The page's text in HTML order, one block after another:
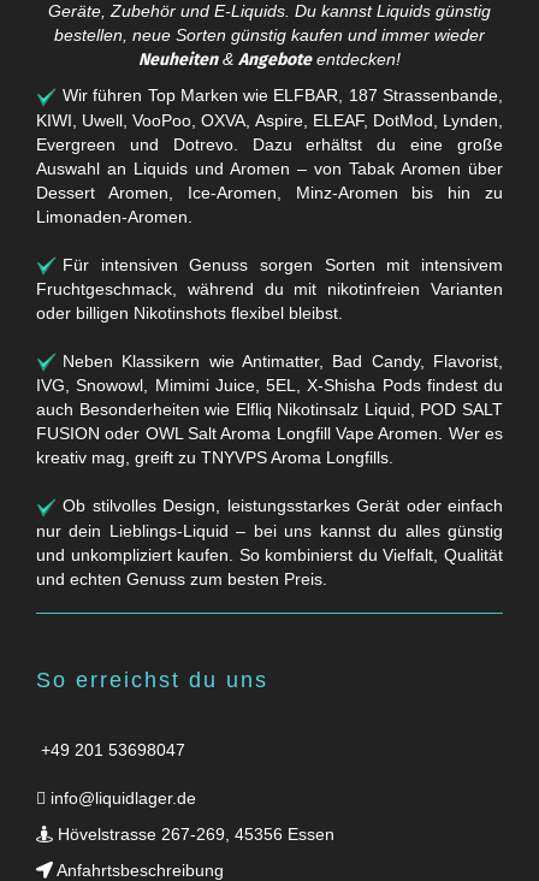
Geräte, Zubehör und E-Liquids. Du kannst Liquids günstig
bestellen, neue Sorten günstig kaufen und immer wieder
Neuheiten& Angeboteentdecken!
Wir führen Top Marken wie ELFBAR, 187 Strassenbande,
KIWI, Uwell, VooPoo, OXVA, Aspire, ELEAF, DotMod, Lynden,
Evergreen und Dotrevo. Dazu erhältst du eine große
Auswahl an Liquids und Aromen – von Tabak Aromen über
Dessert Aromen, Ice-Aromen, Minz-Aromen bis hin zu
Limonaden-Aromen.
Für intensiven Genuss sorgen Sorten mit intensivem
Fruchtgeschmack, während du mit nikotinfreien Varianten
oder billigen Nikotinshots flexibel bleibst.
Neben Klassikern wie Antimatter, Bad Candy, Flavorist,
IVG, Snowowl, Mimimi Juice, 5EL, X-Shisha Pods findest du
auch Besonderheiten wie Elfliq Nikotinsalz Liquid, POD SALT
FUSION oder OWL Salt Aroma Longfill Vape Aromen. Wer es
kreativ mag, greift zu TNYVPS Aroma Longfills.
Ob stilvolles Design, leistungsstarkes Gerät oder einfach
nur dein Lieblings-Liquid – bei uns kannst du alles günstig
und unkompliziert kaufen. So kombinierst du Vielfalt, Qualität
und echten Genuss zum besten Preis.
So erreichst du uns
+49 201 53698047
info@liquidlager.de
Hövelstrasse 267-269, 45356 Essen
Anfahrtsbeschreibung